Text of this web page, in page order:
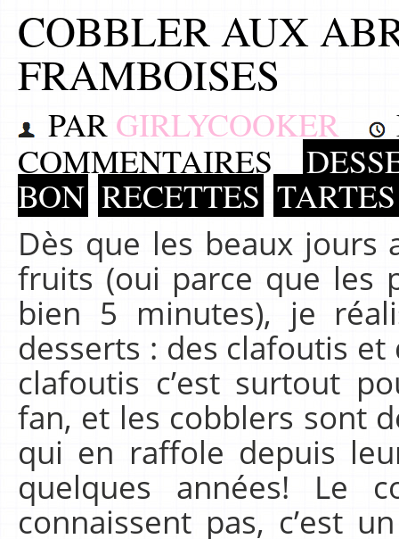
COBBLER AUX
FRAMBOISES
PAR GIRLYCOOKER
COMMENTAIRES
BON RECETTES
Dès que les beaux
fruits (oui parce que les
bien 5 minutes), je
desserts : des clafoutis
clafoutis c’est surtout
fan, et les cobblers sont
qui en raffole depuis
quelques années! Le
connaissent pas, c’est